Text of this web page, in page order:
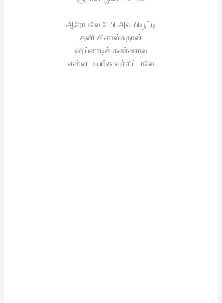
ஆரோமலே பேபி அவ பியூட்டி
தனி கிளாஸ்சுதான்
ஹிப்னாடிக் கண்ணால
என்ன மயங்க வச்சிட்டாலே